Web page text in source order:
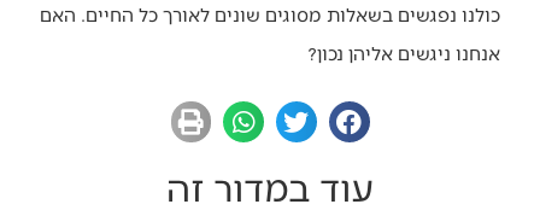
כולנו נפגשים בשאלות מסוגים שונים לאורך כל החיים. האם
אנחנו ניגשים אליהן נכון?
עוד במדור זה